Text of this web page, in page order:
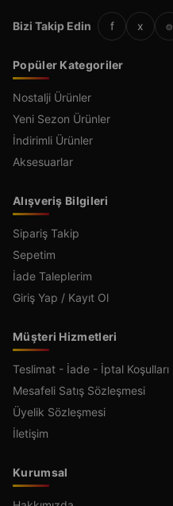
Bizi Takip Edin f x ⌾
Popüler Kategoriler
Nostalji Ürünler
Yeni Sezon Ürünler
İndirimli Ürünler
Aksesuarlar
Alışveriş Bilgileri
Sipariş Takip
Sepetim
İade Taleplerim
Giriş Yap / Kayıt Ol
Müşteri Hizmetleri
Teslimat - İade - İptal Koşulları
Mesafeli Satış Sözleşmesi
Üyelik Sözleşmesi
İletişim
Kurumsal